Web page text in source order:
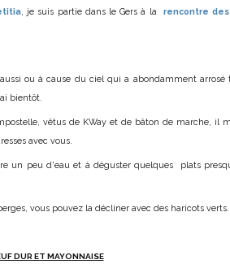
, je suis partie dans le Gers à la
rencontre
ou à cause du ciel qui a abondamment arrosé
bientôt.
vêtus de KWay et de bâton de marche, il
avec vous.
un peu d'eau et à déguster quelques plats
vous pouvez la décliner avec des haricots verts.
DUR ET MAYONNAISE